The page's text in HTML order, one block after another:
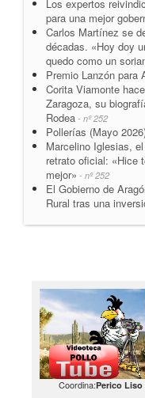
Los expertos
para una mejor
Carlos Martínez se
décadas. «Hoy doy
quedo como un
Premio Lanzón para
Corita Viamonte
Zaragoza, su
Rodea - nº 252
Pollerías (Mayo
Marcelino Iglesias,
retrato oficial: «Hice
mejor» - nº 252
El Gobierno de
Rural tras una
Coordina:Perico Liso